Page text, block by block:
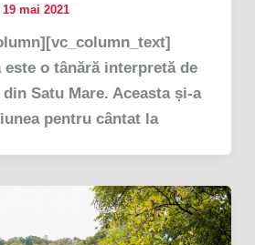
19 mai 2021
este o tânără interpretă de
Satu Mare. Aceasta și-a
pentru cântat la